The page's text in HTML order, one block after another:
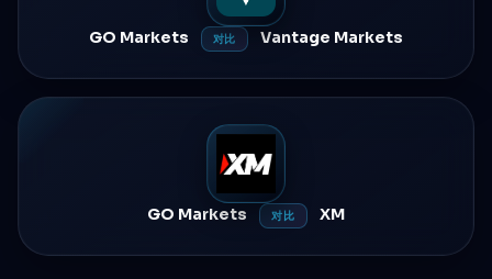
GO Markets 对比 Vantage Markets
GO Markets 对比 XM